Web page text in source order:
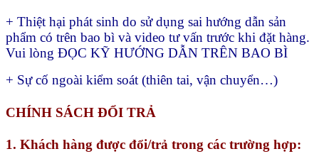
+ Thiệt hại phát sinh do sử dụng sai hướng dẫn sản
phẩm có trên bao bì và video tư vấn trước khi đặt hàng.
Vui lòng ĐỌC KỸ HƯỚNG DẪN TRÊN BAO BÌ
+ Sự cố ngoài kiểm soát (thiên tai, vận chuyển…)
CHÍNH SÁCH ĐỔI TRẢ
1. Khách hàng được đổi/trả trong các trường hợp: